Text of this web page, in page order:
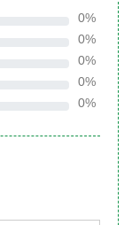
0%
0%
0%
0%
0%